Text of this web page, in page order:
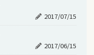
2017/07/15
2017/06/15